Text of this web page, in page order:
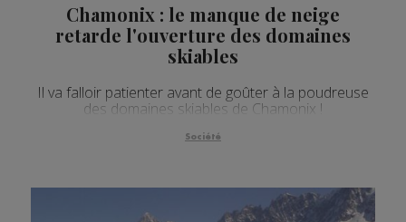
Chamonix : le manque de neige
retarde l'ouverture des domaines
skiables
Il va falloir patienter avant de goûter à la poudreuse
des domaines skiables de Chamonix !
Société